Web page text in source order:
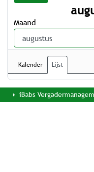
Maand
Kalender Lijst
iBabs